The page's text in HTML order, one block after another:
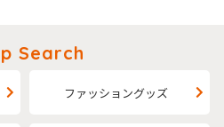
Search
ファッショングッズ